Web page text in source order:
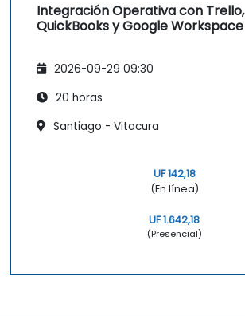
Integración Operativa con Trello,
QuickBooks y Google Workspace
2026-09-29 09:30
20 horas
Santiago - Vitacura
UF 142,18
(En línea)
UF 1.642,18
(Presencial)